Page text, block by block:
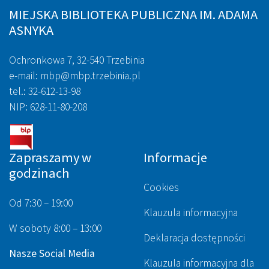
MIEJSKA BIBLIOTEKA PUBLICZNA IM. ADAMA
ASNYKA
Ochronkowa 7, 32-540 Trzebinia
e-mail: mbp@mbp.trzebinia.pl
tel.: 32-612-13-98
NIP: 628-11-80-208
Zapraszamy w
godzinach
Od 7:30 – 19:00
W soboty 8:00 – 13:00
Nasze Social Media
Informacje
Cookies
Klauzula informacyjna
Deklaracja dostępności
Klauzula informacyjna dla